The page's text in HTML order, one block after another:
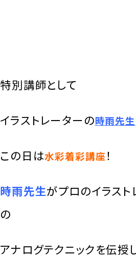
特別講師として
イラストレーターの時雨先生
この日は水彩着彩講座！
時雨先生がプロのイラス
の
アナログテクニックを伝授